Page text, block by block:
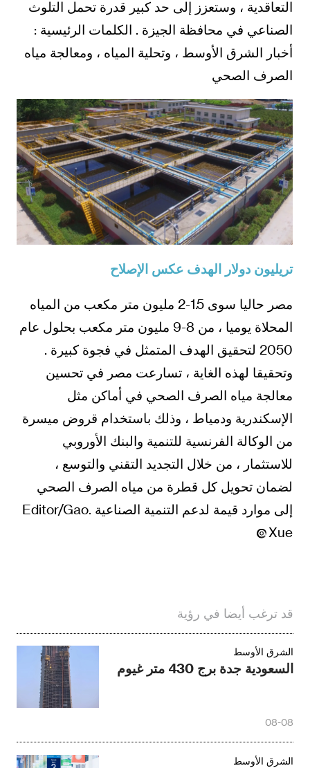
التعاقدية ، وستعزز إلى حد كبير قدرة تحمل التلوث
الصناعي في محافظة الجيزة . الكلمات الرئيسية :
أخبار الشرق الأوسط ، وتحلية المياه ، ومعالجة مياه
الصرف الصحي
تريليون دولار الهدف عكس الإصلاح
مصر حاليا سوى 1.5-2 مليون متر مكعب من المياه
المحلاة يوميا ، من 8-9 مليون متر مكعب بحلول عام
2050 لتحقيق الهدف المتمثل في فجوة كبيرة .
وتحقيقا لهذه الغاية ، تسارعت مصر في تحسين
معالجة مياه الصرف الصحي في أماكن مثل
الإسكندرية ودمياط ، وذلك باستخدام قروض ميسرة
من الوكالة الفرنسية للتنمية والبنك الأوروبي
للاستثمار ، من خلال التجديد التقني والتوسع ،
لضمان تحويل كل قطرة من مياه الصرف الصحي
إلى موارد قيمة لدعم التنمية الصناعية .Editor/Gao
Xue
قد ترغب أيضا في رؤية
الشرق الأوسط‎
السعودية جدة برج 430 متر غيوم
08-08
الشرق الأوسط‎